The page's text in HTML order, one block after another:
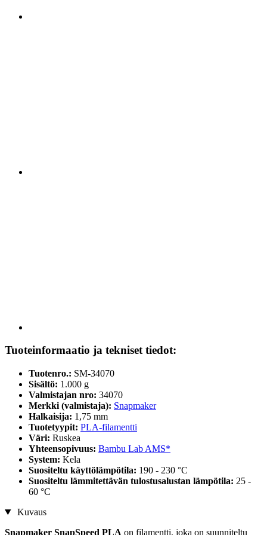
Tuoteinformaatio ja tekniset tiedot:
Tuotenro.: SM-34070
Sisältö: 1.000 g
Valmistajan nro: 34070
Merkki (valmistaja): Snapmaker
Halkaisija: 1,75 mm
Tuotetyypit: PLA-filamentti
Väri: Ruskea
Yhteensopivuus: Bambu Lab AMS*
System: Kela
Suositeltu käyttölämpötila: 190 - 230 °C
Suositeltu lämmitettävän tulostusalustan lämpötila: 25 -
60 °C
Kuvaus
Snapmaker SnapSpeed PLA on filamentti, joka on suunniteltu